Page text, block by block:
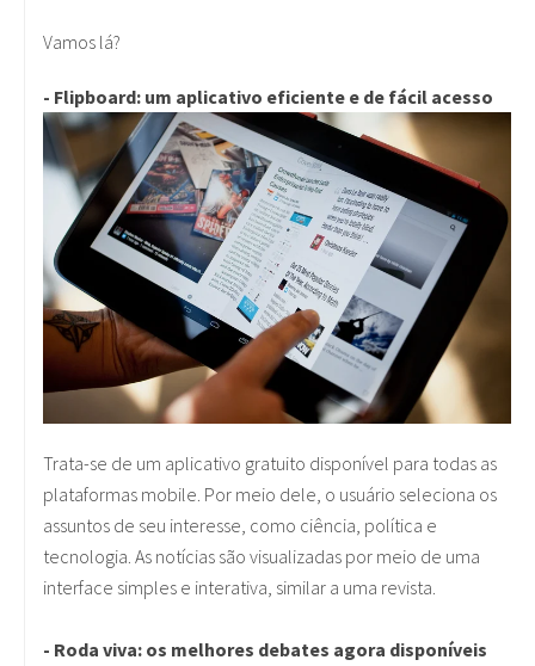
Vamos lá?
- Flipboard: um aplicativo eficiente e de fácil acesso
Trata-se de um aplicativo gratuito disponível para todas as
plataformas mobile. Por meio dele, o usuário seleciona os
assuntos de seu interesse, como ciência, política e
tecnologia. As notícias são visualizadas por meio de uma
interface simples e interativa, similar a uma revista.
- Roda viva: os melhores debates agora disponíveis